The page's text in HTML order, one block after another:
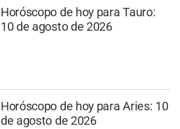
Horóscopo de hoy para Tauro:
10 de agosto de 2026
Horóscopo de hoy para Aries: 10
de agosto de 2026